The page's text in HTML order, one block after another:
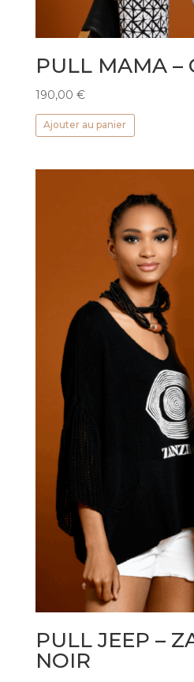
PULL MAMA –
190,00 €
Ajouter au panier
PULL JEEP –
NOIR